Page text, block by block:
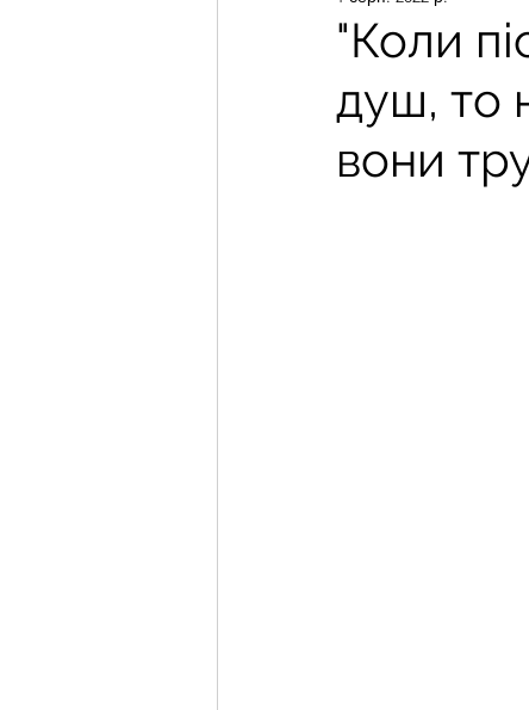
"Коли
душ, то
вони